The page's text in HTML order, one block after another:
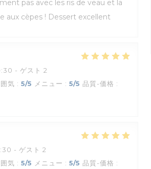
pas avec les ris de veau et la
aux cèpes ! Dessert excellent
- ゲスト 2
気 : 5/5 メニュー : 5/5 品質-価格 :
- ゲスト 2
気 : 5/5 メニュー : 5/5 品質-価格 :